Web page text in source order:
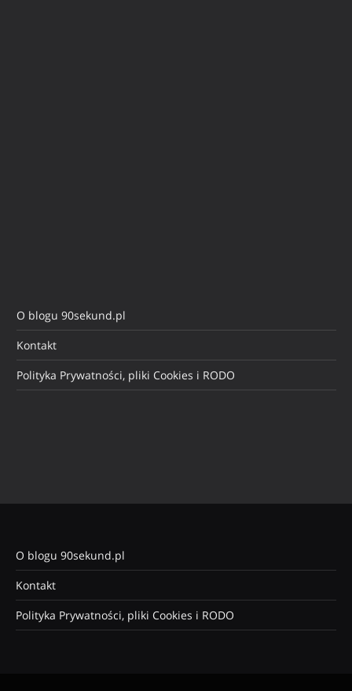
O blogu 90sekund.pl
Kontakt
Polityka Prywatności, pliki Cookies i RODO
O blogu 90sekund.pl
Kontakt
Polityka Prywatności, pliki Cookies i RODO